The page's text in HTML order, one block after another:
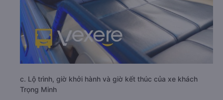
c. Lộ trình, giờ khởi hành và giờ kết thúc của xe khách
Trọng Minh